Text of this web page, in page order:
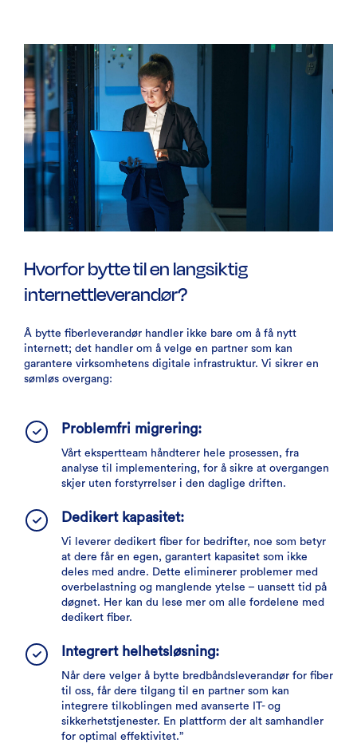
Hvorfor bytte til en langsiktig
internettleverandør?
Å bytte fiberleverandør handler ikke bare om å få nytt
internett; det handler om å velge en partner som kan
garantere virksomhetens digitale infrastruktur. Vi sikrer en
sømløs overgang:
Problemfri migrering:
Vårt ekspertteam håndterer hele prosessen, fra
analyse til implementering, for å sikre at overgangen
skjer uten forstyrrelser i den daglige driften.
Dedikert kapasitet:
Vi leverer dedikert fiber for bedrifter, noe som betyr
at dere får en egen, garantert kapasitet som ikke
deles med andre. Dette eliminerer problemer med
overbelastning og manglende ytelse – uansett tid på
døgnet. Her kan du lese mer om alle fordelene med
dedikert fiber.
Integrert helhetsløsning:
Når dere velger å bytte bredbåndsleverandør for fiber
til oss, får dere tilgang til en partner som kan
integrere tilkoblingen med avanserte IT- og
sikkerhetstjenester. En plattform der alt samhandler
for optimal effektivitet.”